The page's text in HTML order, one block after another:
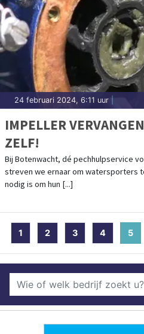
24 februari 2024, 6:11 uur
IMPELLER
ZELF!
Bij Botenwacht, dé pechhulpservice
streven we ernaar om watersporters
nodig is om hun [...]
1 2 3 4 5